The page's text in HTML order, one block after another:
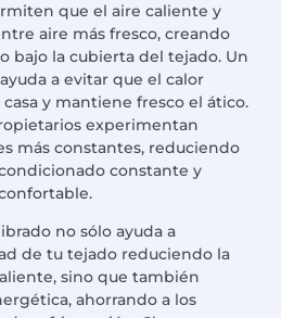
que el aire caliente y
aire más fresco, creando
bajo la cubierta del tejado. Un
a evitar que el calor
y mantiene fresco el ático.
experimentan
más constantes, reduciendo
constante y
no sólo ayuda a
de tu tejado reduciendo la
sino que también
ahorrando a los